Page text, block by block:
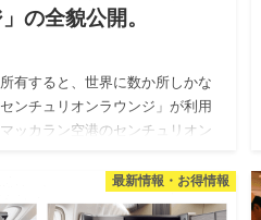
の全貌公開。
有すると、世界に数か所しかな
ンチュリオンラウンジ」が利用
ッカラン空港のセンチュリオン
最新情報・お得情報